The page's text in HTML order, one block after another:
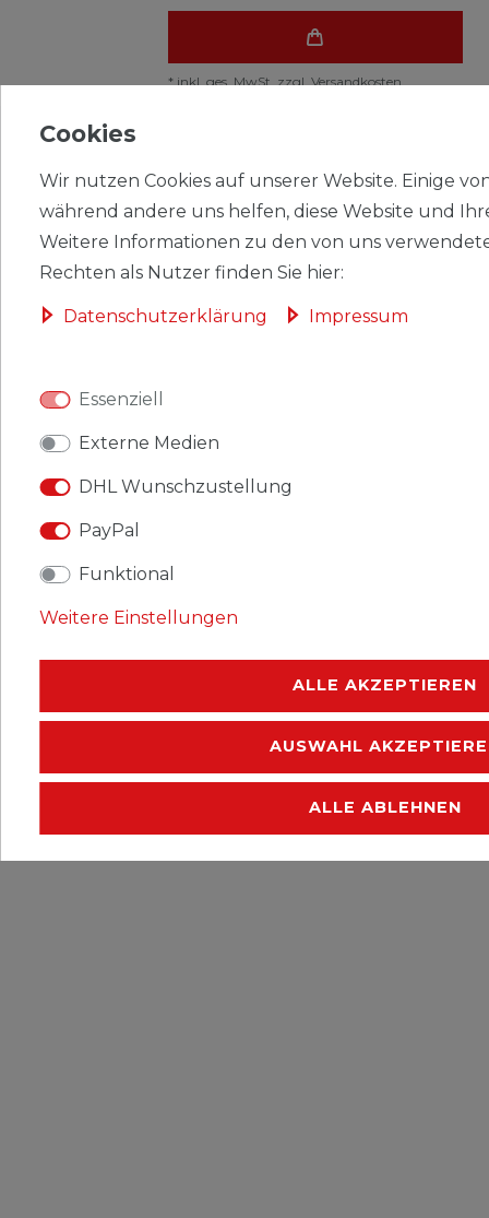
*inkl. ges. MwSt.zzgl.Versandkosten
IMPRESSUM
WIDERRUFSRECHT
DATENSCHUTZ
Cookies
Wir nutzen Cookies auf unserer Website. Einige
während andere uns helfen, diese Website und
Weitere Informationen zu den von uns
Rechten als Nutzer finden Sie hier:
Daten­schutz­erklärung Impressum
Essenziell
Externe Medien
DHL Wunschzustellung
PayPal
Funktional
Weitere Einstellungen
ALLE AKZEPTIEREN
AUSWAHL
ALLE ABLEHNEN